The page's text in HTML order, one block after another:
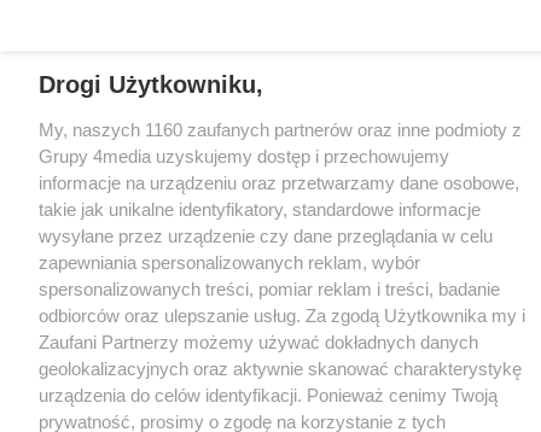
Drogi Użytkowniku,
My, naszych 1160 zaufanych partnerów oraz inne podmioty z
Grupy 4media uzyskujemy dostęp i przechowujemy
informacje na urządzeniu oraz przetwarzamy dane osobowe,
takie jak unikalne identyfikatory, standardowe informacje
wysyłane przez urządzenie czy dane przeglądania w celu
zapewniania spersonalizowanych reklam, wybór
spersonalizowanych treści, pomiar reklam i treści, badanie
odbiorców oraz ulepszanie usług. Za zgodą Użytkownika my i
Zaufani Partnerzy możemy używać dokładnych danych
geolokalizacyjnych oraz aktywnie skanować charakterystykę
urządzenia do celów identyfikacji. Ponieważ cenimy Twoją
prywatność, prosimy o zgodę na korzystanie z tych